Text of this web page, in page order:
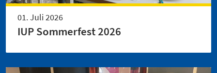
01. Juli 2026
IUP Sommerfest 2026